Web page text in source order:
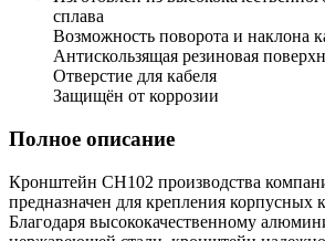
сплава
Возможность поворота и наклона
Антискользящая резиновая
Отверстие для кабеля
Защищён от коррозии
Полное описание
Кронштейн CH102 производства
предназначен для крепления корпусных
Благодаря высококачественному